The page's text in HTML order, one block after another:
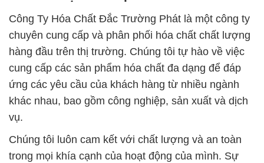
Công Ty Hóa Chất Đắc Trường Phát là một công ty
chuyên cung cấp và phân phối hóa chất chất lượng
hàng đầu trên thị trường. Chúng tôi tự hào về việc
cung cấp các sản phẩm hóa chất đa dạng để đáp
ứng các yêu cầu của khách hàng từ nhiều ngành
khác nhau, bao gồm công nghiệp, sản xuất và dịch
vụ.
Chúng tôi luôn cam kết với chất lượng và an toàn
trong mọi khía cạnh của hoạt động của mình. Sự